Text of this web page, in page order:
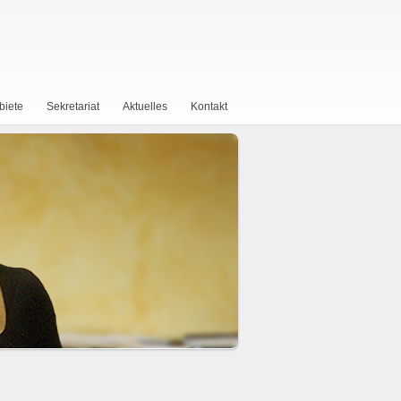
Sekretariat Aktuelles Kontakt